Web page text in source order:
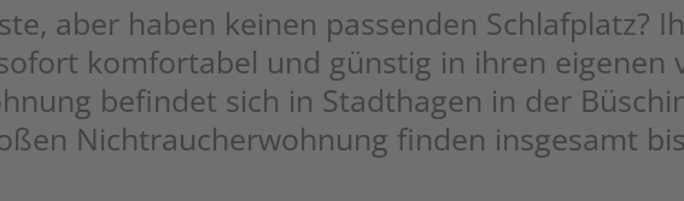
aber haben kei­nen pas­sen­den Schlaf­platz?
kom­for­ta­bel und güns­tig in ihren eige­nen
befin­det sich in Stadt­ha­gen in der
Nicht­rau­cher­woh­nung fin­den ins­ge­samt